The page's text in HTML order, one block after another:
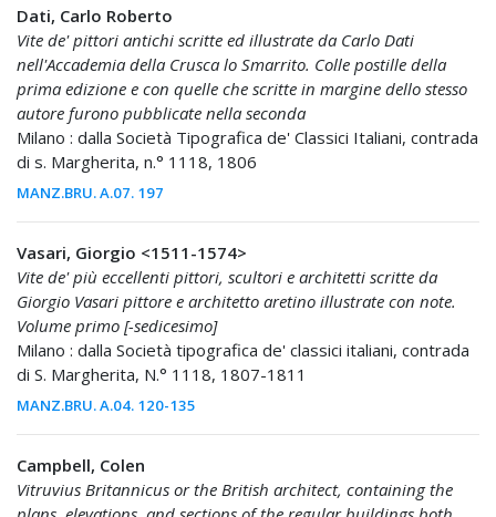
Dati, Carlo Roberto
Vite de' pittori antichi scritte ed illustrate da Carlo Dati
nell'Accademia della Crusca lo Smarrito. Colle postille della
prima edizione e con quelle che scritte in margine dello stesso
autore furono pubblicate nella seconda
Milano : dalla Società Tipografica de' Classici Italiani, contrada
di s. Margherita, n.° 1118, 1806
MANZ.BRU. A.07. 197
Vasari, Giorgio <1511-1574>
Vite de' più eccellenti pittori, scultori e architetti scritte da
Giorgio Vasari pittore e architetto aretino illustrate con note.
Volume primo [-sedicesimo]
Milano : dalla Società tipografica de' classici italiani, contrada
di S. Margherita, N.° 1118, 1807-1811
MANZ.BRU. A.04. 120-135
Campbell, Colen
Vitruvius Britannicus or the British architect, containing the